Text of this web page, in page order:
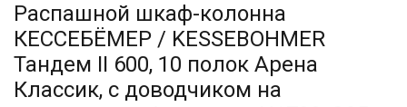
Распашной шкаф-колонна
КЕССЕБЁМЕР / KESSEBOHMER
Тандем II 600, 10 полок Арена
Классик, с доводчиком на